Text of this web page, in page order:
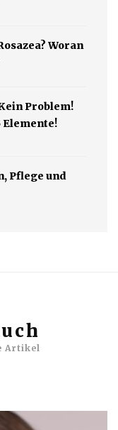
Woran
Problem!
Elemente!
Pflege und
Artikel